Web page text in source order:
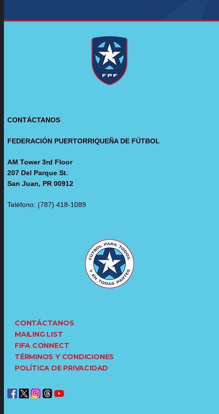
CONTÁCTANOS
FEDERACIÓN PUERTORRIQUEÑA DE FÚTBOL
AM Tower 3rd Floor
207 Del Parque St.
San Juan, PR 00912
Teléfono: (787) 418-1089
CONTÁCTANOS
MAILING LIST
FIFA CONNECT
TÉRMINOS Y CONDICIONES
POLÍTICA DE PRIVACIDAD